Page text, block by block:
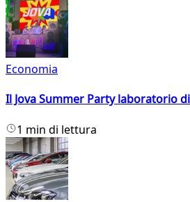
Economia
Il Jova Summer Party laboratorio
1 min di lettura